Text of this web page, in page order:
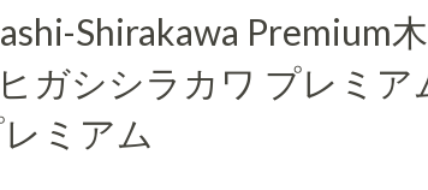
Shirakawa Premium
ガシシラカワ プレミア
ミアム